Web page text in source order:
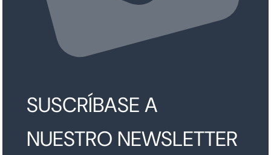
SUSCRÍBASE A
NUESTRO NEWSLETTER